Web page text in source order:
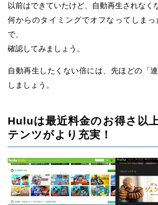
以前はできていたけど、自動再生されなく
何からのタイミングでオフなってしま
で、
確認してみましょう。
自動再生したくない倍には、先ほどの「
しましょう。
Huluは最近料金のお得さ以
テンツがより充実！